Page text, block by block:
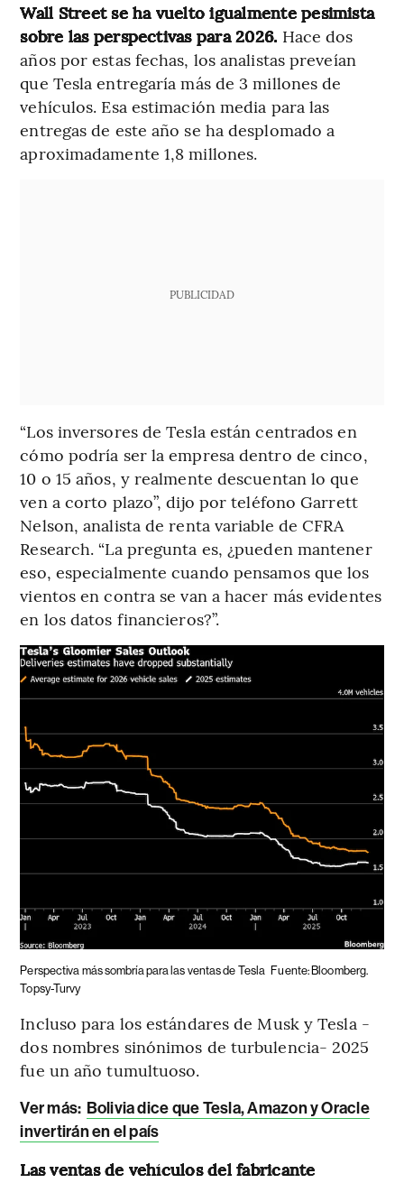
Wall Street se ha vuelto igualmente pesimista
sobre las perspectivas para 2026. Hace dos
años por estas fechas, los analistas preveían
que Tesla entregaría más de 3 millones de
vehículos. Esa estimación media para las
entregas de este año se ha desplomado a
aproximadamente 1,8 millones.
PUBLICIDAD
“Los inversores de Tesla están centrados en
cómo podría ser la empresa dentro de cinco,
10 o 15 años, y realmente descuentan lo que
ven a corto plazo”, dijo por teléfono Garrett
Nelson, analista de renta variable de CFRA
Research. “La pregunta es, ¿pueden mantener
eso, especialmente cuando pensamos que los
vientos en contra se van a hacer más evidentes
en los datos financieros?”.
Perspectiva más sombría para las ventas de Tesla Fuente: Bloomberg.
Topsy-Turvy
Incluso para los estándares de Musk y Tesla -
dos nombres sinónimos de turbulencia- 2025
fue un año tumultuoso.
Ver más: Bolivia dice que Tesla, Amazon y Oracle
invertirán en el país
Las ventas de vehículos del fabricante